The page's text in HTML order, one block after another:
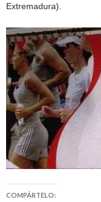
Extremadura).
COMPÁRTELO: